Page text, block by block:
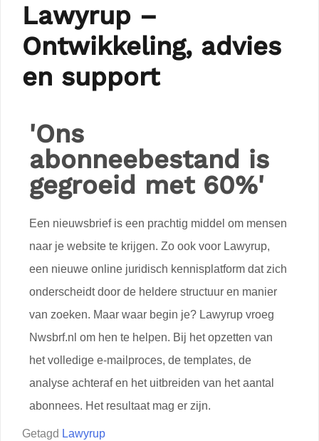
Lawyrup –
Ontwikkeling, advies
en support
'Ons
abonneebestand is
gegroeid met 60%'
Een nieuwsbrief is een prachtig middel om mensen
naar je website te krijgen. Zo ook voor Lawyrup,
een nieuwe online juridisch kennisplatform dat zich
onderscheidt door de heldere structuur en manier
van zoeken. Maar waar begin je? Lawyrup vroeg
Nwsbrf.nl om hen te helpen. Bij het opzetten van
het volledige e-mailproces, de templates, de
analyse achteraf en het uitbreiden van het aantal
abonnees. Het resultaat mag er zijn.
Getagd Lawyrup